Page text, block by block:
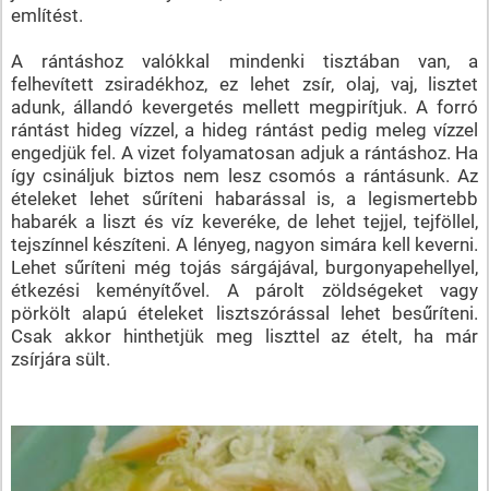
említést.
A rántáshoz valókkal mindenki tisztában van, a
felhevített zsiradékhoz, ez lehet zsír, olaj, vaj, lisztet
adunk, állandó kevergetés mellett megpirítjuk. A forró
rántást hideg vízzel, a hideg rántást pedig meleg vízzel
engedjük fel. A vizet folyamatosan adjuk a rántáshoz. Ha
így csináljuk biztos nem lesz csomós a rántásunk. Az
ételeket lehet sűríteni habarással is, a legismertebb
habarék a liszt és víz keveréke, de lehet tejjel, tejföllel,
tejszínnel készíteni. A lényeg, nagyon simára kell keverni.
Lehet sűríteni még tojás sárgájával, burgonyapehellyel,
étkezési keményítővel. A párolt zöldségeket vagy
pörkölt alapú ételeket lisztszórással lehet besűríteni.
Csak akkor hinthetjük meg liszttel az ételt, ha már
zsírjára sült.